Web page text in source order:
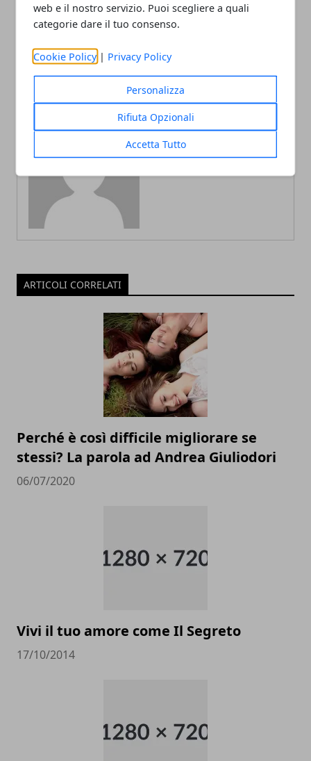
web e il nostro servizio. Puoi scegliere a quali
categorie dare il tuo consenso.
Cookie Policy | Privacy Policy
Personalizza
Rifiuta Opzionali
Accetta Tutto
propria piscina: gli
strumenti da utilizzare
10 Regole del Green”,
iniziativa per l'educazione
Redazione
ARTICOLI CORRELATI
Perché è così difficile migliorare se
stessi? La parola ad Andrea Giuliodori
06/07/2020
Vivi il tuo amore come Il Segreto
17/10/2014